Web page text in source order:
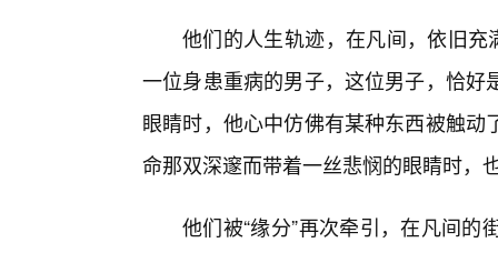
他们的人生轨迹，在凡间，依旧充
一位身患重病的男子，这位男子，恰
眼睛时，他心中仿佛有某种东西被触
命那双深邃而带着一丝悲悯的眼睛时，
他们被“缘分”再次牵引，在凡间